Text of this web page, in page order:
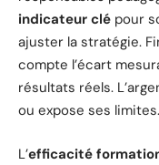
indicateur clé pour
ajuster la stratégie.
compte l’écart
résultats réels.
ou expose ses limites.
L’efficacité